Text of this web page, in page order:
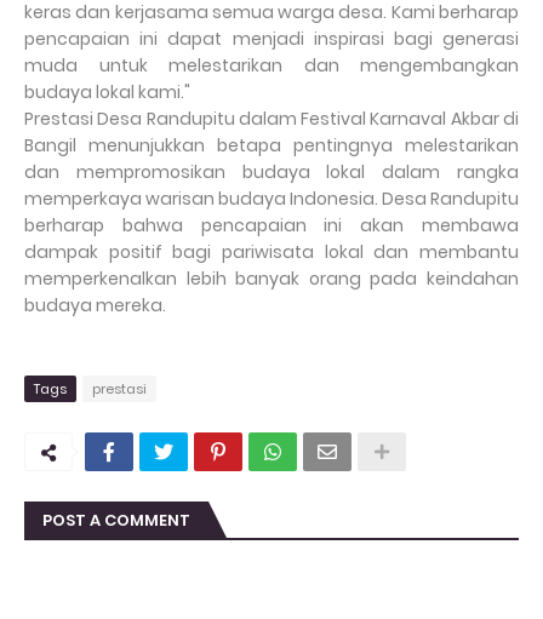
keras dan kerjasama semua warga desa. Kami berharap
pencapaian ini dapat menjadi inspirasi bagi generasi
muda untuk melestarikan dan mengembangkan
budaya lokal kami."
Prestasi Desa Randupitu dalam Festival Karnaval Akbar di
Bangil menunjukkan betapa pentingnya melestarikan
dan mempromosikan budaya lokal dalam rangka
memperkaya warisan budaya Indonesia. Desa Randupitu
berharap bahwa pencapaian ini akan membawa
dampak positif bagi pariwisata lokal dan membantu
memperkenalkan lebih banyak orang pada keindahan
budaya mereka.
Tags prestasi
POST A COMMENT